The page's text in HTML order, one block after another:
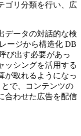
ゴリ分類を行い、広
データの対話的な検
ージから構造化 DB
び出す必要があっ
ッシングを活用する
が取れるようになっ
で、コンテンツの
合わせた広告を配信